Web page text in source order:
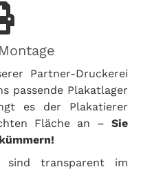
Partner-Druckerei
passende Plakatlager
es der Plakatierer
Fläche an – Sie
sind transparent im